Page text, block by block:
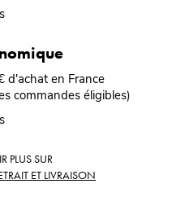
d'achat en France
commandes éligibles)
PLUS SUR
ET LIVRAISON